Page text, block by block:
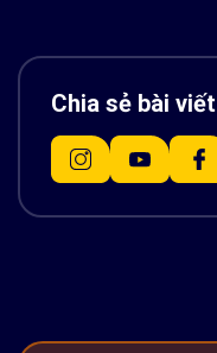
Chia sẻ bài viết